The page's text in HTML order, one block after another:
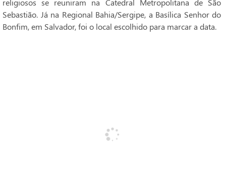
religiosos se reuniram na Catedral Metropolitana de São
Sebastião. Já na Regional Bahia/Sergipe, a Basílica Senhor do
Bonfim, em Salvador, foi o local escolhido para marcar a data.